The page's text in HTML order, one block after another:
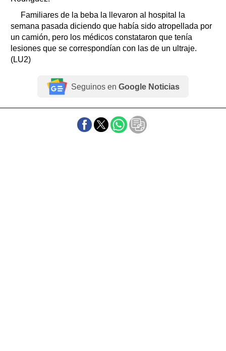
Familiares de la beba la llevaron al hospital la
semana pasada diciendo que había sido atropellada por
un camión, pero los médicos constataron que tenía
lesiones que se correspondían con las de un ultraje.
(LU2)
Seguinos en Google Noticias